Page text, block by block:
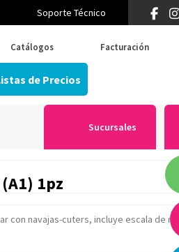
¿Primera vez en Think? 55
Soporte Técnico
Catálogos Facturación
de Precios
Sucursales
1pz
con navajas-cuters, incluye escala de